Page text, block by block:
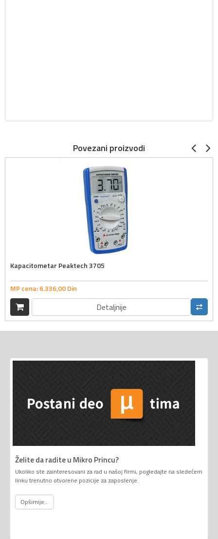
Povezani proizvodi
Kapacitometar Peaktech 3705
MP cena:6.336,00Din
Detaljnije
Želite da radite u Mikro Princu?
Ukoliko ste zainteresovani za rad u našoj firmi, pogledajte na sledećem
linku trenutno otvorene pozicije za zaposlenje.
Opširnije...